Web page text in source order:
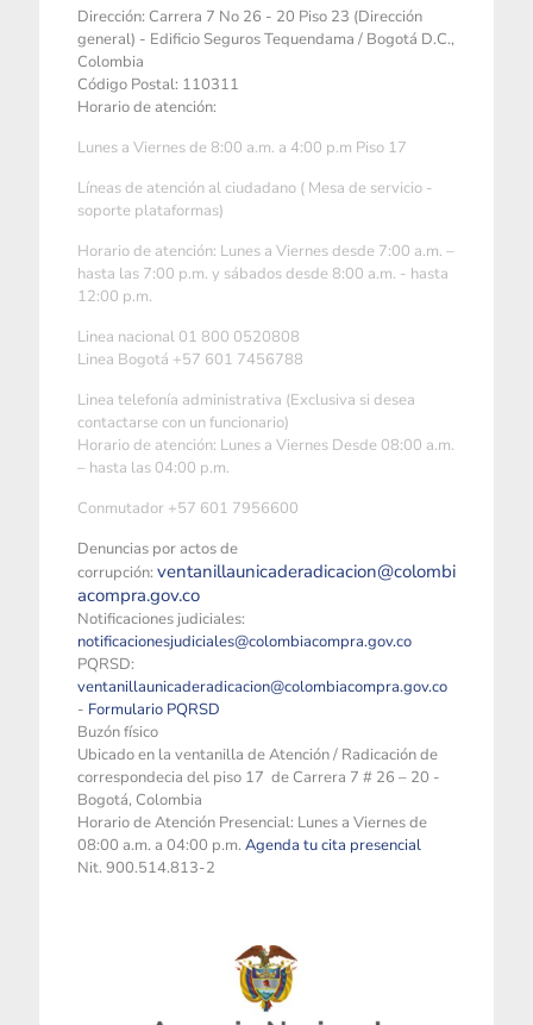
Dirección: Carrera 7 No 26 - 20 Piso 23 (Dirección
general) - Edificio Seguros Tequendama / Bogotá D.C.,
Colombia
Código Postal: 110311
Horario de atención:
Lunes a Viernes de 8:00 a.m. a 4:00 p.m Piso 17
Líneas de atención al ciudadano ( Mesa de servicio -
soporte plataformas)
Horario de atención: Lunes a Viernes desde 7:00 a.m. –
hasta las 7:00 p.m. y sábados desde 8:00 a.m. - hasta
12:00 p.m.
Linea nacional 01 800 0520808
Linea Bogotá +57 601 7456788
Linea telefonía administrativa (Exclusiva si desea
contactarse con un funcionario)
Horario de atención: Lunes a Viernes Desde 08:00 a.m.
– hasta las 04:00 p.m.
Conmutador +57 601 7956600
Denuncias por actos de
corrupción: ventanillaunicaderadicacion@colombi
acompra.gov.co
Notificaciones judiciales:
notificacionesjudiciales@colombiacompra.gov.co
PQRSD:
ventanillaunicaderadicacion@colombiacompra.gov.co
- Formulario PQRSD
Buzón físico
Ubicado en la ventanilla de Atención / Radicación de
correspondecia del piso 17 de Carrera 7 # 26 – 20 -
Bogotá, Colombia
Horario de Atención Presencial: Lunes a Viernes de
08:00 a.m. a 04:00 p.m. Agenda tu cita presencial
Nit. 900.514.813-2